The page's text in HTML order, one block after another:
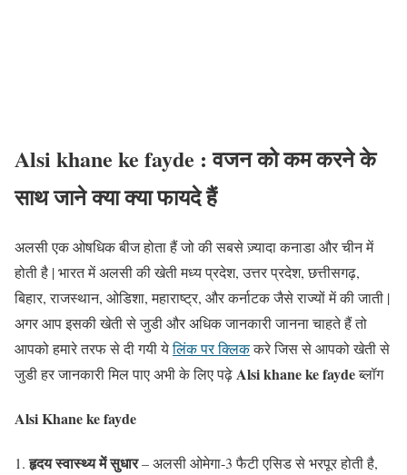
Alsi khane ke fayde : वजन को कम करने के
साथ जाने क्या क्या फायदे हैं
अलसी एक ओषधिक बीज होता हैं जो की सबसे ज़्यादा कनाडा और चीन में
होती है | भारत में अलसी की खेती मध्य प्रदेश, उत्तर प्रदेश, छत्तीसगढ़,
बिहार, राजस्थान, ओडिशा, महाराष्ट्र, और कर्नाटक जैसे राज्यों में की जाती |
अगर आप इसकी खेती से जुडी और अधिक जानकारी जानना चाहते हैं तो
आपको हमारे तरफ से दी गयी येलिंक पर क्लिककरे जिस से आपको खेती से
जुडी हर जानकारी मिल पाए अभी के लिए पढ़ेAlsi khane ke faydeब्लॉग
Alsi Khane ke fayde
हृदय स्वास्थ्य में सुधार– अलसी ओमेगा-3 फैटी एसिड से भरपूर होती है,